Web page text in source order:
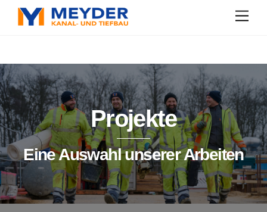
Skip
Projekte
Eine Auswahl unserer Arbeiten